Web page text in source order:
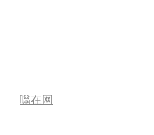
嗡在网